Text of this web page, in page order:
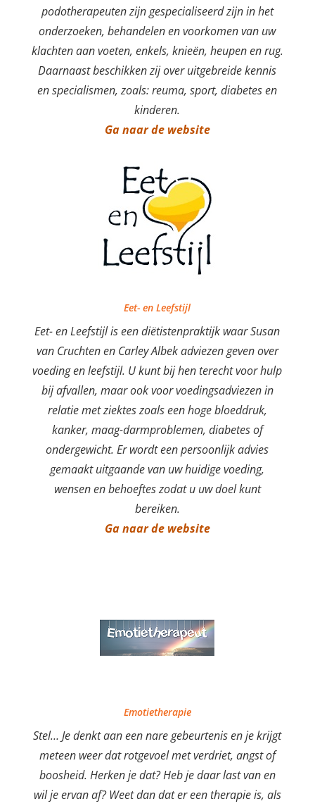
podotherapeuten zijn gespecialiseerd zijn in het
onderzoeken, behandelen en voorkomen van uw
klachten aan voeten, enkels, knieën, heupen en rug.
Daarnaast beschikken zij over uitgebreide kennis
en specialismen, zoals: reuma, sport, diabetes en
kinderen.
Ga naar de website
Eet- en Leefstijl
Eet- en Leefstijl is een diëtistenpraktijk waar Susan
van Cruchten en Carley Albek adviezen geven over
voeding en leefstijl. U kunt bij hen terecht voor hulp
bij afvallen, maar ook voor voedingsadviezen in
relatie met ziektes zoals een hoge bloeddruk,
kanker, maag-darmproblemen, diabetes of
ondergewicht. Er wordt een persoonlijk advies
gemaakt uitgaande van uw huidige voeding,
wensen en behoeftes zodat u uw doel kunt
bereiken.
Ga naar de website
Emotietherapie
Stel… Je denkt aan een nare gebeurtenis en je krijgt
meteen weer dat rotgevoel met verdriet, angst of
boosheid. Herken je dat? Heb je daar last van en
wil je ervan af? Weet dan dat er een therapie is, als